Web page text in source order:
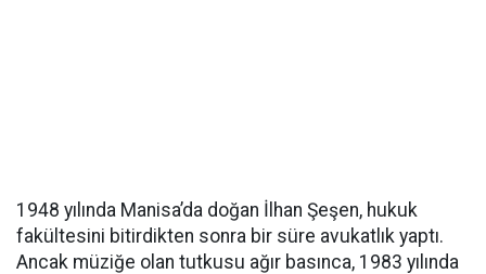
1948 yılında Manisa’da doğan İlhan Şeşen, hukuk
fakültesini bitirdikten sonra bir süre avukatlık yaptı.
Ancak müziğe olan tutkusu ağır basınca, 1983 yılında